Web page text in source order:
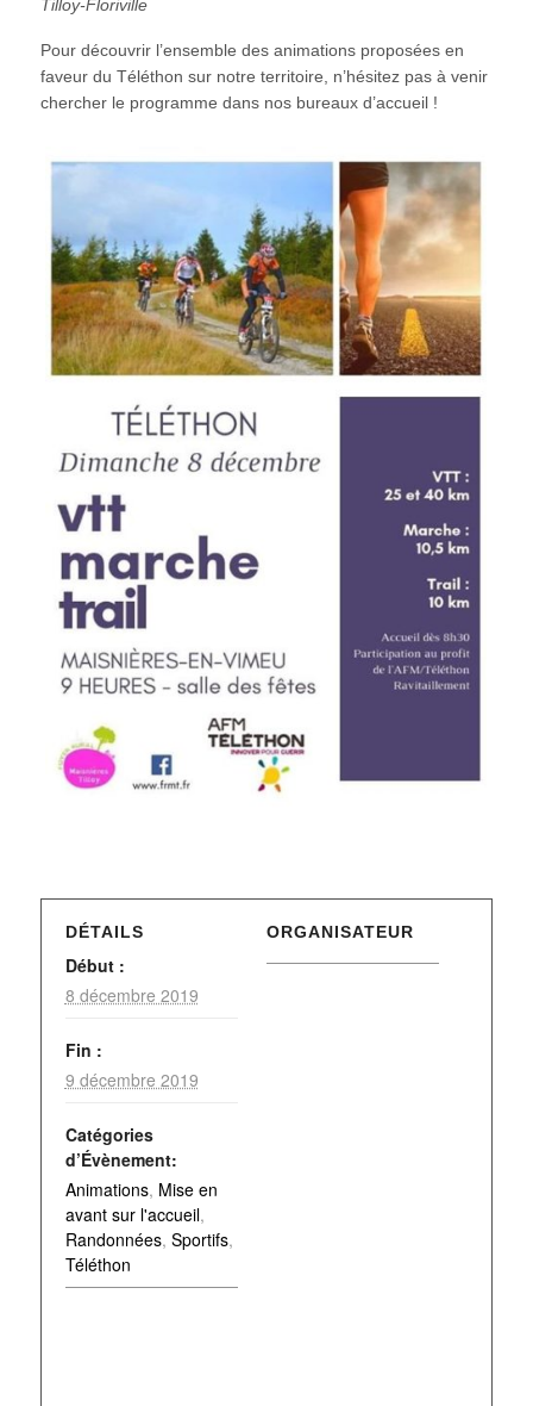
Tilloy-Floriville
Pour découvrir l’ensemble des animations proposées en
faveur du Téléthon sur notre territoire, n’hésitez pas à venir
chercher le programme dans nos bureaux d’accueil !
DÉTAILS
Début :
8 décembre 2019
Fin :
9 décembre 2019
Catégories
d’Évènement:
Animations, Mise en
avant sur l'accueil,
Randonnées, Sportifs,
Téléthon
ORGANISATEUR